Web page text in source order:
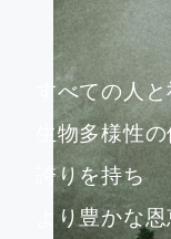
すべての人
生物多様性
誇りを持ち
より豊かな